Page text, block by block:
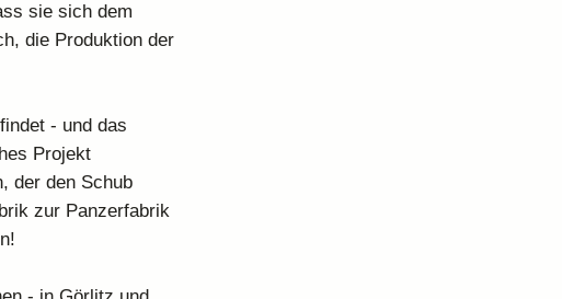
sie sich dem
die Produktion der
- und das
Projekt
der den Schub
zur Panzerfabrik